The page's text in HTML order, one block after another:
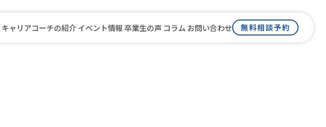
キャリアコーチの紹介 イベント情報卒業生の声 コラム お問い合わせ 無料相談予約